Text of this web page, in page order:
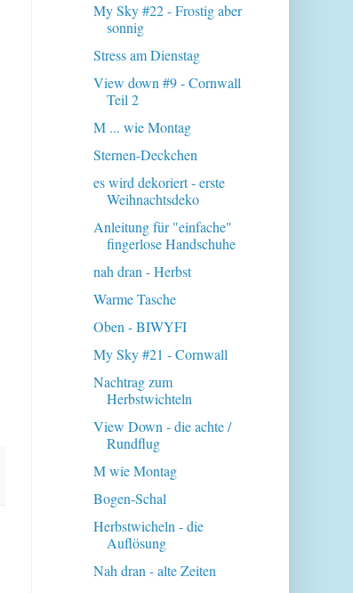
My Sky #22 - Frostig aber
sonnig
Stress am Dienstag
View down #9 - Cornwall
Teil 2
M ... wie Montag
Sternen-Deckchen
es wird dekoriert - erste
Weihnachtsdeko
Anleitung für "einfache"
fingerlose Handschuhe
nah dran - Herbst
Warme Tasche
Oben - BIWYFI
My Sky #21 - Cornwall
Nachtrag zum
Herbstwichteln
View Down - die achte /
Rundflug
M wie Montag
Bogen-Schal
Herbstwicheln - die
Auflösung
Nah dran - alte Zeiten